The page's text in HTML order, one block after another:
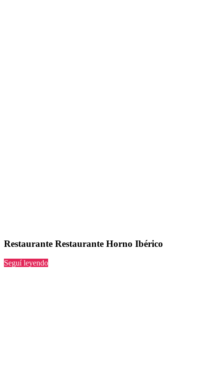
Restaurante Restaurante Horno Ibérico
Seguí leyendo“Restaurante